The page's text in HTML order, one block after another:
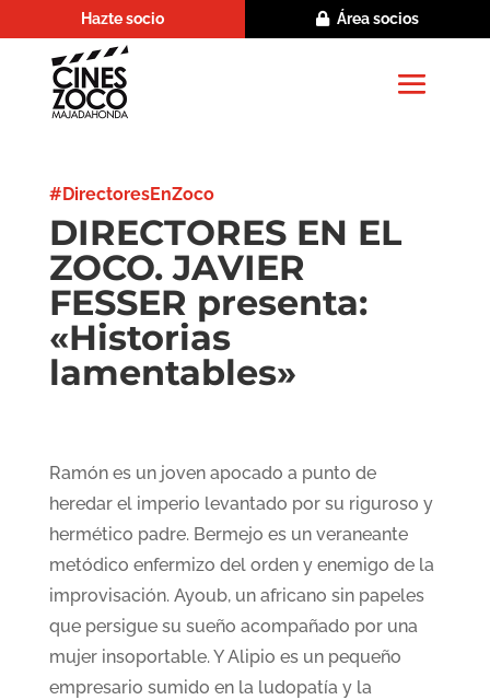
Hazte socio Área socios
#DirectoresEnZoco
DIRECTORES EN EL
ZOCO. JAVIER
FESSER presenta:
«Historias
lamentables»
Ramón es un joven apocado a punto de
heredar el imperio levantado por su riguroso y
hermético padre. Bermejo es un veraneante
metódico enfermizo del orden y enemigo de la
improvisación. Ayoub, un africano sin papeles
que persigue su sueño acompañado por una
mujer insoportable. Y Alipio es un pequeño
empresario sumido en la ludopatía y la